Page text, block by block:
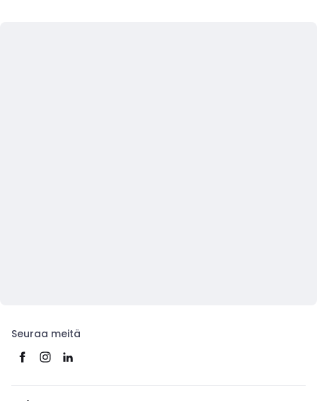
Seuraa meitä